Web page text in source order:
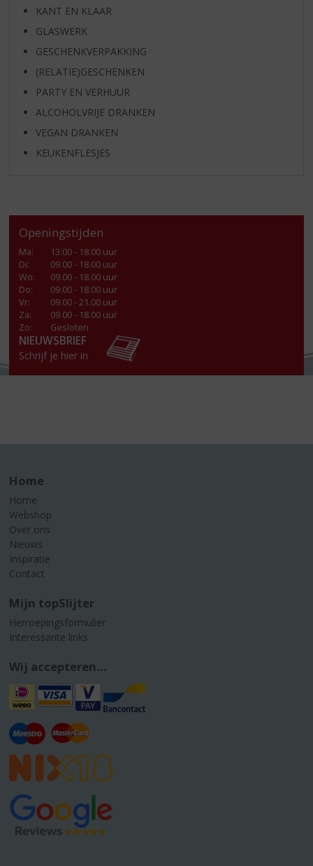
KANT EN KLAAR
GLASWERK
GESCHENKVERPAKKING
(RELATIE)GESCHENKEN
PARTY EN VERHUUR
ALCOHOLVRIJE DRANKEN
VEGAN DRANKEN
KEUKENFLESJES
Openingstijden
Ma:
13:00 - 18.00 uur
Di:
09.00 - 18.00 uur
Wo:
09.00 - 18.00 uur
Do:
09.00 - 18.00 uur
Vr:
09.00 - 21.00 uur
Za:
09.00 - 18.00 uur
Zo:
Gesloten
NIEUWSBRIEF
Schrijf je hier in
Home
Home
Webshop
Over ons
Nieuws
Inspiratie
Contact
Mijn topSlijter
Herroepingsformulier
Interessante links
Wij accepteren...